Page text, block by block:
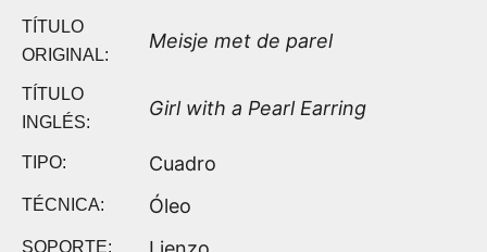
TÍTULO
ORIGINAL:
Meisje met de parel
TÍTULO
INGLÉS:
Girl with a Pearl Earring
TIPO: Cuadro
TÉCNICA: Óleo
SOPORTE: